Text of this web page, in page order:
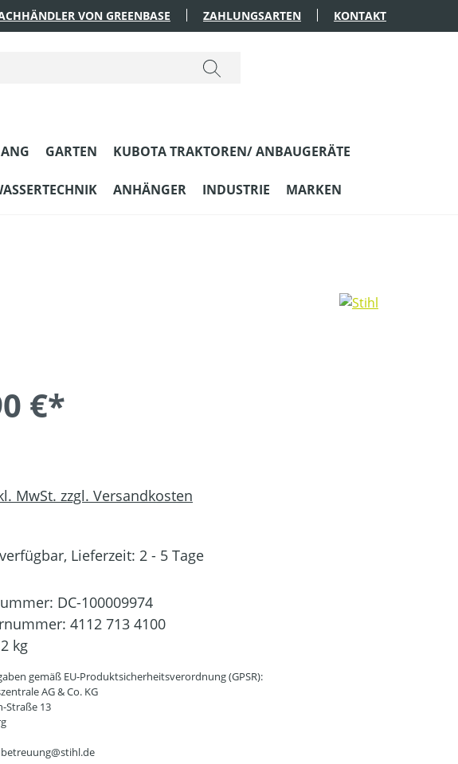
VON GREENBASE ZAHLUNGSARTEN KONTAKT
GARTEN KUBOTA TRAKTOREN/ ANBAUGERÄTE
ANHÄNGER INDUSTRIE MARKEN
€*
MwSt. zzgl. Versandkosten
Lieferzeit: 2 - 5 Tage
DC-100009974
4112 713 4100
2 kg
gemäß EU-Produktsicherheitsverordnung (GPSR):
AG & Co. KG
Straße 13